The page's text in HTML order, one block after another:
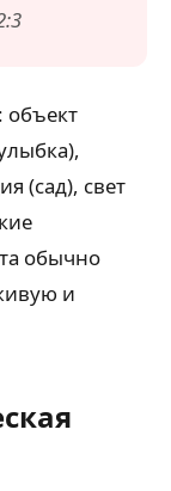
объект
(сад), свет
обычно
и